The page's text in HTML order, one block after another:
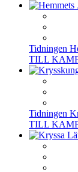
Tidningen
TILL
Tidningen
TILL